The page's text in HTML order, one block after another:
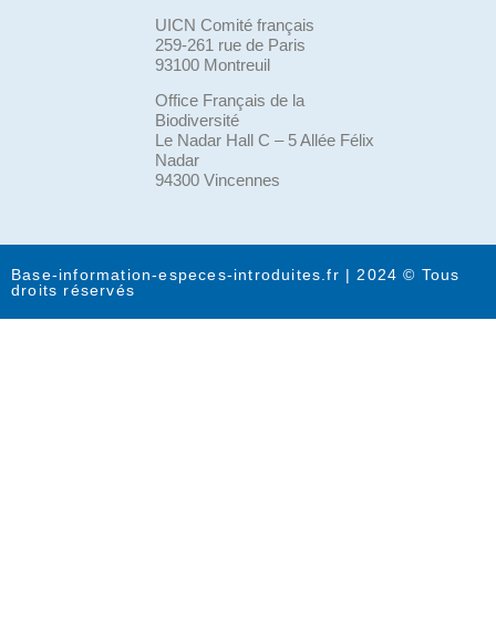
UICN Comité français
259-261 rue de Paris
93100 Montreuil
Office Français de la
Biodiversité
Le Nadar Hall C – 5 Allée Félix
Nadar
94300 Vincennes
Base-information-especes-introduites.fr | 2024 © Tous
droits réservés